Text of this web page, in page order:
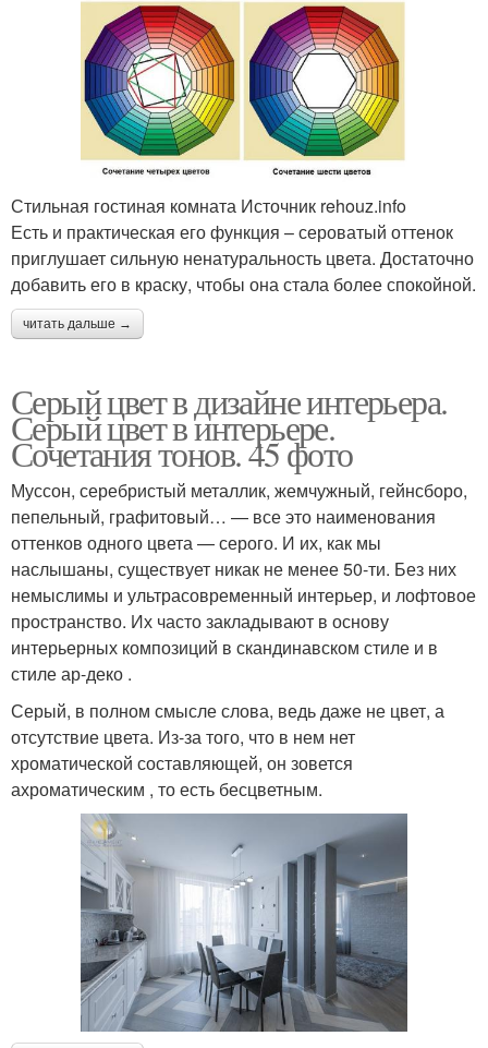
Стильная гостиная комната Источник rehouz.info
Есть и практическая его функция – сероватый оттенок
приглушает сильную ненатуральность цвета. Достаточно
добавить его в краску, чтобы она стала более спокойной.
читать дальше →
Серый цвет в дизайне интерьера.
Серый цвет в интерьере.
Сочетания тонов. 45 фото
Муссон, серебристый металлик, жемчужный, гейнсборо,
пепельный, графитовый… — все это наименования
оттенков одного цвета — серого. И их, как мы
наслышаны, существует никак не менее 50-ти. Без них
немыслимы и ультрасовременный интерьер, и лофтовое
пространство. Их часто закладывают в основу
интерьерных композиций в скандинавском стиле и в
стиле ар-деко .
Серый, в полном смысле слова, ведь даже не цвет, а
отсутствие цвета. Из-за того, что в нем нет
хроматической составляющей, он зовется
ахроматическим , то есть бесцветным.